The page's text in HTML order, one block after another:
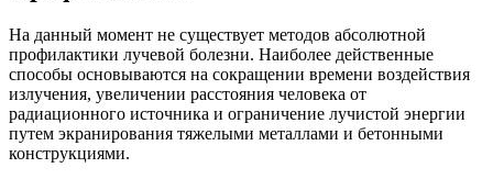
На данный момент не существует методов абсолютной
профилактики лучевой болезни. Наиболее действенные
способы основываются на сокращении времени воздействия
излучения, увеличении расстояния человека от
радиационного источника и ограничение лучистой энергии
путем экранирования тяжелыми металлами и бетонными
конструкциями.